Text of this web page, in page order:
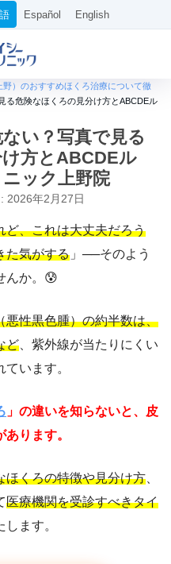
Español English
野）のおすすめほくろ治療について徹
る危険なほくろの見分け方とABCDEル
い？写真で見る
方とABCDEル
ック上野院
2026年2月27日
ど、これは大丈夫だろう
た気がする 」──そのよう
んか。😰
悪性黒色腫）の約半数は、
ど 、紫外線が当たりにくい
います。
」の違いを知らないと、皮
ります。
ほくろの特徴や見分け方
医療機関を受診すべきタイ
ます。